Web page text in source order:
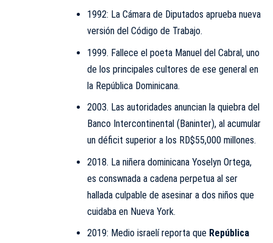
1992: La Cámara de Diputados aprueba nueva
versión del Código de Trabajo.
1999. Fallece el poeta Manuel del Cabral, uno
de los principales cultores de ese general en
la República Dominicana.
2003. Las autoridades anuncian la quiebra del
Banco Intercontinental (Baninter), al acumular
un déficit superior a los RD$55,000 millones.
2018. La niñera dominicana Yoselyn Ortega,
es conswnada a cadena perpetua al ser
hallada culpable de asesinar a dos niños que
cuidaba en Nueva York.
2019: Medio israelí reporta que República